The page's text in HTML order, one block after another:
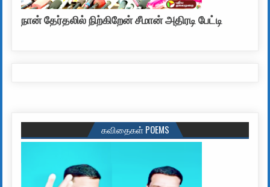
நான் தேர்தலில் நிற்கிறேன் சீமான் அதிரடி பேட்டி
கவிதைகள் POEMS